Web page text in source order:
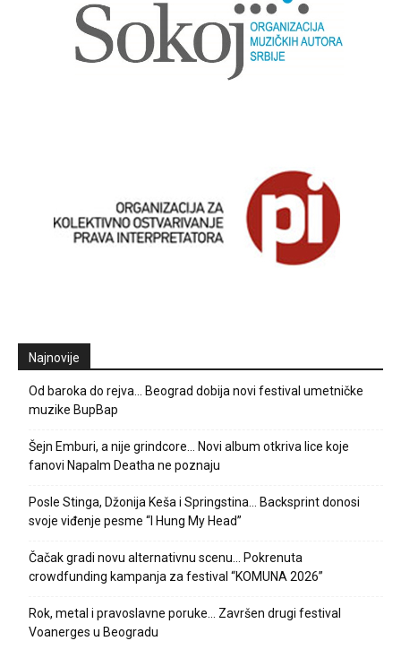
Najnovije
Od baroka do rejva… Beograd dobija novi festival umetničke
muzike BupBap
Šejn Emburi, a nije grindcore… Novi album otkriva lice koje
fanovi Napalm Deatha ne poznaju
Posle Stinga, Džonija Keša i Springstina… Backsprint donosi
svoje viđenje pesme “I Hung My Head”
Čačak gradi novu alternativnu scenu… Pokrenuta
crowdfunding kampanja za festival “KOMUNA 2026”
Rok, metal i pravoslavne poruke… Završen drugi festival
Voanerges u Beogradu